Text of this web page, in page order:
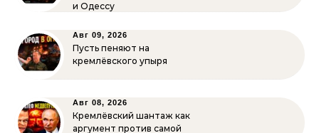
и Одессу
Авг 09, 2026
Пусть пеняют на
кремлёвского упыря
Авг 08, 2026
Кремлёвский шантаж как
аргумент против самой